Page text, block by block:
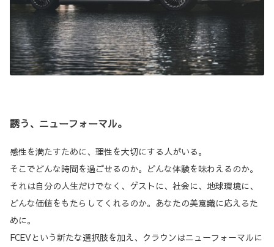
誘う、ニューフォーマル。
感性を満たすために、理性を大切にする人がいる。
そこでどんな時間を過ごせるのか。どんな体験を味わえるのか。
それは自分の人生だけでなく、ゲストに、社会に、地球環境に、
どんな価値をもたらしてくれるのか。あなたの美意識に応えるた
めに。
FCEVという新たな選択肢を加え、クラウンはニューフォーマルに